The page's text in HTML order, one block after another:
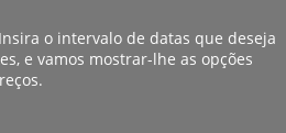
Insira o intervalo de datas que deseja
e vamos mostrar-lhe as opções